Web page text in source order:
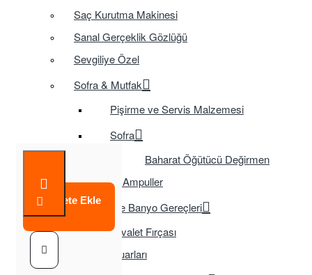
Saç Kurutma Makinesi
Sanal Gerçeklik Gözlüğü
Sevgiliye Özel
Sofra & Mutfak
Pişirme ve Servis Malzemesi
Sofra
Baharat Öğütücü Değirmen
Tasarruflu Ampuller
Temizlik ve Banyo Gereçleri
Tuvalet Fırçası
TV Aksesuarları
Sepete Ekle